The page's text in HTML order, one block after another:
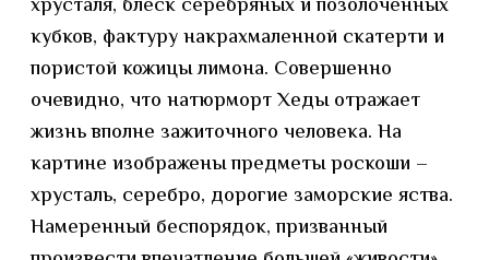
кубков, фактуру накрахмаленной скатерти и
пористой кожицы лимона. Совершенно
очевидно, что натюрморт Хеды отражает
жизнь вполне зажиточного человека. На
картине изображены предметы роскоши –
хрусталь, серебро, дорогие заморские яства.
Намеренный беспорядок, призванный